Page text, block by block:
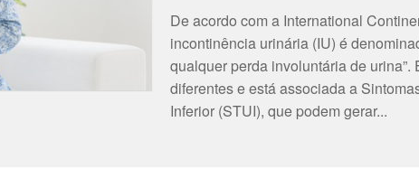
De acordo com a International
incontinência urinária (IU) é
qualquer perda involuntária de urina”.
diferentes e está associada a
Inferior (STUI), que podem gerar...